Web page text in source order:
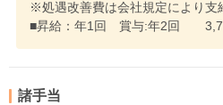
※処遇改善費は会社規定により支
■昇給：年1回 賞与:年2回 3,7
諸手当